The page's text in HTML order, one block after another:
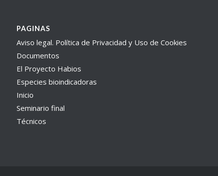
PAGINAS
Aviso legal. Política de Privacidad y Uso de Cookies
Documentos
El Proyecto Habios
Especies bioindicadoras
Inicio
Seminario final
Técnicos